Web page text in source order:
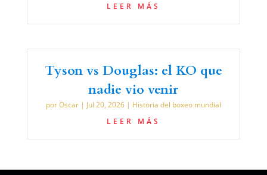
LEER MÁS
Tyson vs Douglas: el KO que
nadie vio venir
porOscar| Jul 20, 2026| Historia del boxeo mundial
LEER MÁS